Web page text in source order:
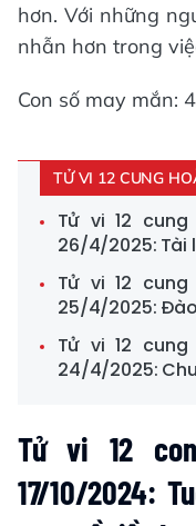
hơn. Với những
nhẫn hơn trong
Con số may mắn:
TỬ VI 12 CUNG
Tử vi 12
26/4/2025: Tài
Tử vi 12
25/4/2025:
Tử vi 12
24/4/2025:
Tử vi 12
17/10/2024: